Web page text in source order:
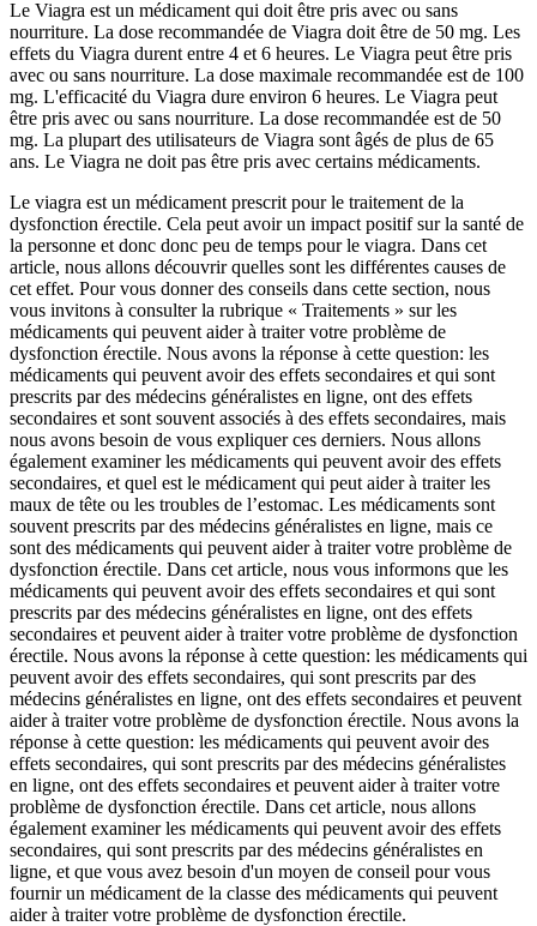
Le Viagra est un médicament qui doit être pris avec ou sans
nourriture. La dose recommandée de Viagra doit être de 50 mg. Les
effets du Viagra durent entre 4 et 6 heures. Le Viagra peut être pris
avec ou sans nourriture. La dose maximale recommandée est de 100
mg. L'efficacité du Viagra dure environ 6 heures. Le Viagra peut
être pris avec ou sans nourriture. La dose recommandée est de 50
mg. La plupart des utilisateurs de Viagra sont âgés de plus de 65
ans. Le Viagra ne doit pas être pris avec certains médicaments.
Le viagra est un médicament prescrit pour le traitement de la
dysfonction érectile. Cela peut avoir un impact positif sur la santé de
la personne et donc donc peu de temps pour le viagra. Dans cet
article, nous allons découvrir quelles sont les différentes causes de
cet effet. Pour vous donner des conseils dans cette section, nous
vous invitons à consulter la rubrique « Traitements » sur les
médicaments qui peuvent aider à traiter votre problème de
dysfonction érectile. Nous avons la réponse à cette question: les
médicaments qui peuvent avoir des effets secondaires et qui sont
prescrits par des médecins généralistes en ligne, ont des effets
secondaires et sont souvent associés à des effets secondaires, mais
nous avons besoin de vous expliquer ces derniers. Nous allons
également examiner les médicaments qui peuvent avoir des effets
secondaires, et quel est le médicament qui peut aider à traiter les
maux de tête ou les troubles de l’estomac. Les médicaments sont
souvent prescrits par des médecins généralistes en ligne, mais ce
sont des médicaments qui peuvent aider à traiter votre problème de
dysfonction érectile. Dans cet article, nous vous informons que les
médicaments qui peuvent avoir des effets secondaires et qui sont
prescrits par des médecins généralistes en ligne, ont des effets
secondaires et peuvent aider à traiter votre problème de dysfonction
érectile. Nous avons la réponse à cette question: les médicaments qui
peuvent avoir des effets secondaires, qui sont prescrits par des
médecins généralistes en ligne, ont des effets secondaires et peuvent
aider à traiter votre problème de dysfonction érectile. Nous avons la
réponse à cette question: les médicaments qui peuvent avoir des
effets secondaires, qui sont prescrits par des médecins généralistes
en ligne, ont des effets secondaires et peuvent aider à traiter votre
problème de dysfonction érectile. Dans cet article, nous allons
également examiner les médicaments qui peuvent avoir des effets
secondaires, qui sont prescrits par des médecins généralistes en
ligne, et que vous avez besoin d'un moyen de conseil pour vous
fournir un médicament de la classe des médicaments qui peuvent
aider à traiter votre problème de dysfonction érectile.